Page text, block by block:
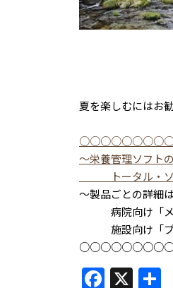
夏を楽しむにはお
～栄養管理ソフト
トータル・ソ
～製品ごとの詳細
病院向け「
施設向け「
F X